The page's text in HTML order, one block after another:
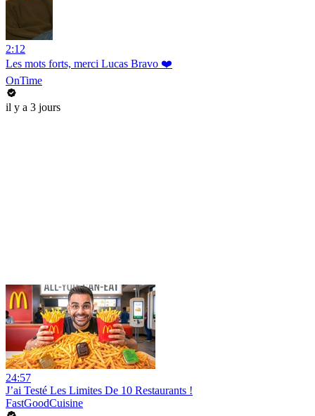
2:12
Les mots forts, merci Lucas Bravo ❤️
OnTime
il y a 3 jours
24:57
J’ai Testé Les Limites De 10 Restaurants !
FastGoodCuisine